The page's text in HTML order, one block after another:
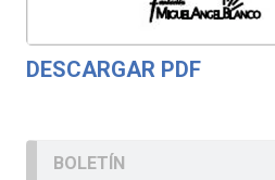
DESCARGAR PDF
BOLETÍN